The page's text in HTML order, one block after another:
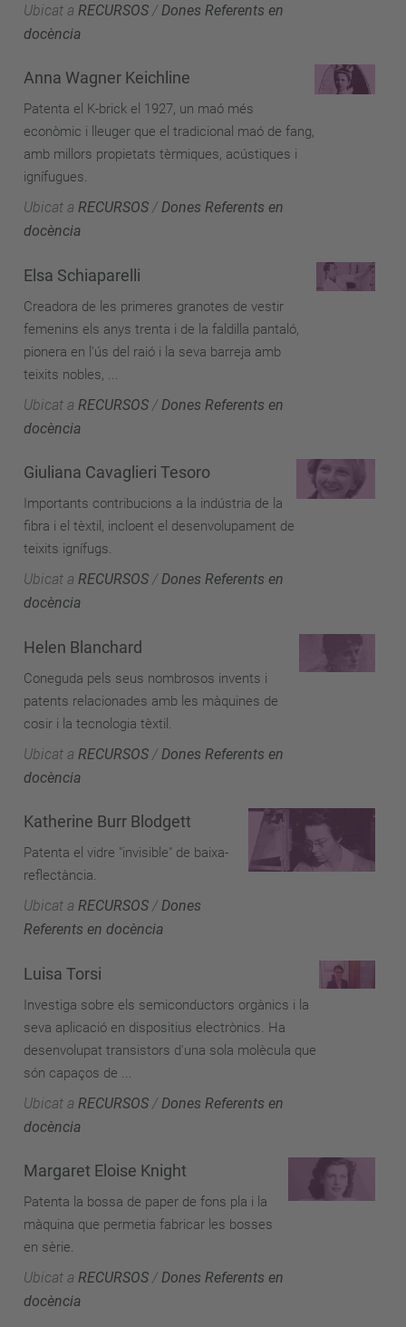
Ubicat a RECURSOS / Dones Referents en
docència
Anna Wagner Keichline
Patenta el K-brick el 1927, un maó més
econòmic i lleuger que el tradicional maó de fang,
amb millors propietats tèrmiques, acústiques i
ignífugues.
Ubicat a RECURSOS /Dones Referents en
docència
Elsa Schiaparelli
Creadora de les primeres granotes de vestir
femenins els anys trenta i de la faldilla pantaló,
pionera en l'ús del raió i la seva barreja amb
teixits nobles, ...
Ubicat a RECURSOS / Dones Referents en
docència
Giuliana Cavaglieri Tesoro
Importants contribucions a la indústria de la
fibra i el tèxtil, incloent el desenvolupament de
teixits ignífugs.
Ubicat a RECURSOS /Dones Referents en
docència
Helen Blanchard
Coneguda pels seus nombrosos invents i
patents relacionades amb les màquines de
cosir i la tecnologia tèxtil.
Ubicat a RECURSOS / Dones Referents en
docència
Katherine Burr Blodgett
Patenta el vidre "invisible" de baixa-
reflectància.
Ubicat a RECURSOS /Dones
Referents en docència
Luisa Torsi
Investiga sobre els semiconductors orgànics i la
seva aplicació en dispositius electrònics. Ha
desenvolupat transistors d'una sola molècula que
són capaços de ...
Ubicat a RECURSOS / Dones Referents en
docència
Margaret Eloise Knight
Patenta la bossa de paper de fons pla i la
màquina que permetia fabricar les bosses
en sèrie.
Ubicat a RECURSOS /Dones Referents en
docència